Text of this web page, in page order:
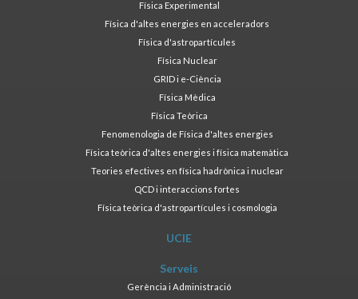
Física Experimental
Física d'altes energies en acceleradors
Física d'astropartícules
Física Nuclear
GRID i e-Ciència
Física Mèdica
Física Teòrica
Fenomenologia de Física d'altes energies
Física teòrica d'altes energies i física matemàtica
Teories efectives en física hadrònica i nuclear
QCD i interaccions fortes
Física teòrica d'astropartícules i cosmologia
UCIE
Serveis
Gerència i Administració